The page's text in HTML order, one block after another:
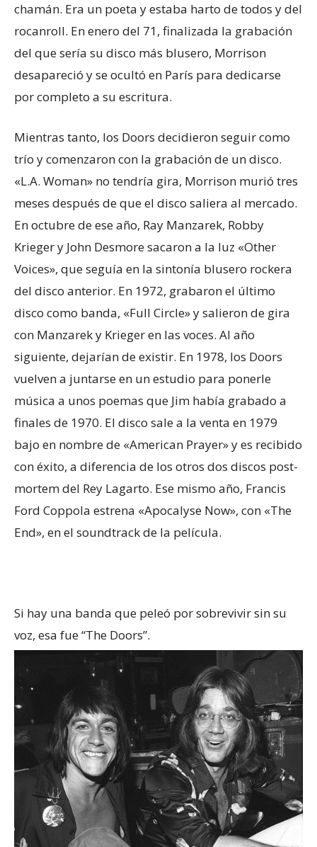
chamán. Era un poeta y estaba harto de todos y del
rocanroll. En enero del 71, finalizada la grabación
del que sería su disco más blusero, Morrison
desapareció y se ocultó en París para dedicarse
por completo a su escritura.
Mientras tanto, los Doors decidieron seguir como
trío y comenzaron con la grabación de un disco.
«L.A. Woman» no tendría gira, Morrison murió tres
meses después de que el disco saliera al mercado.
En octubre de ese año, Ray Manzarek, Robby
Krieger y John Desmore sacaron a la luz «Other
Voices», que seguía en la sintonía blusero rockera
del disco anterior. En 1972, grabaron el último
disco como banda, «Full Circle» y salieron de gira
con Manzarek y Krieger en las voces. Al año
siguiente, dejarían de existir. En 1978, los Doors
vuelven a juntarse en un estudio para ponerle
música a unos poemas que Jim había grabado a
finales de 1970. El disco sale a la venta en 1979
bajo en nombre de «American Prayer» y es recibido
con éxito, a diferencia de los otros dos discos post-
mortem del Rey Lagarto. Ese mismo año, Francis
Ford Coppola estrena «Apocalyse Now», con «The
End», en el soundtrack de la película.
Si hay una banda que peleó por sobrevivir sin su
voz, esa fue “The Doors”.